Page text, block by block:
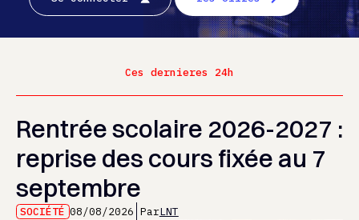
Ces dernieres 24h
Rentrée scolaire 2026-2027 :
reprise des cours fixée au 7
septembre
SOCIÉTÉ 08/08/2026 ParLNT